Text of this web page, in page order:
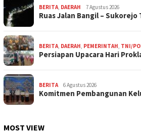
BERITA, DAERAH 7 Agustus 2026
Ruas Jalan Bangil –
BERITA, DAERAH, PEMERINTAH, TNI/
Persiapan Upacara Hari
BERITA 6 Agustus 2026
Komitmen Pembangunan
MOST VIEW